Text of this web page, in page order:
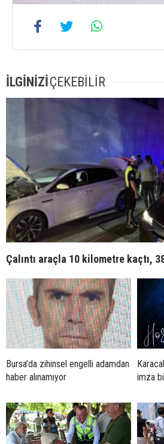
İLGİNİZİÇEKEBİLİR
Çalıntı araçla 10 kilometre kaçtı,
Bursa’da zihinsel engelli adamdan
haber alınamıyor
imza